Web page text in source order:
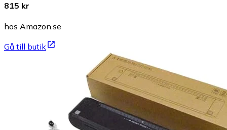
815 kr
hos Amazon.se
Gå till butik